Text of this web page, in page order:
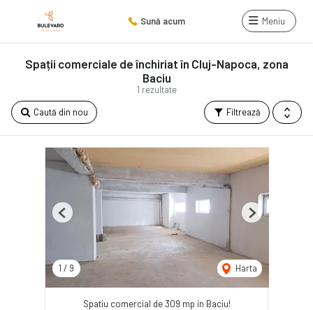
Sună acum Meniu
1 rezultate
Spații comerciale de închiriat în Cluj-Napoca, zona
Baciu
Filtrează
Caută din nou
1 / 9 Harta
Previous Next
Spatiu comercial de 309 mp in Baciu!